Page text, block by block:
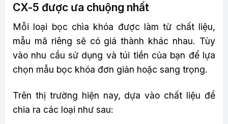
CX-5 được ưa chuộng nhất
Mỗi loại bọc chìa khóa được làm từ chất liệu,
mẫu mã riêng sẽ có giá thành khác nhau. Tùy
vào nhu cầu sử dụng và túi tiền của bạn để lựa
chọn mẫu bọc khóa đơn giản hoặc sang trọng.
Trên thị trường hiện nay, dựa vào chất liệu để
chia ra các loại như sau: